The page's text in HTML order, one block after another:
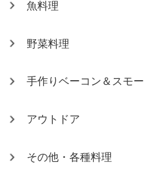
魚料理
野菜料理
手作りベーコン＆スモ
アウトドア
その他・各種料理